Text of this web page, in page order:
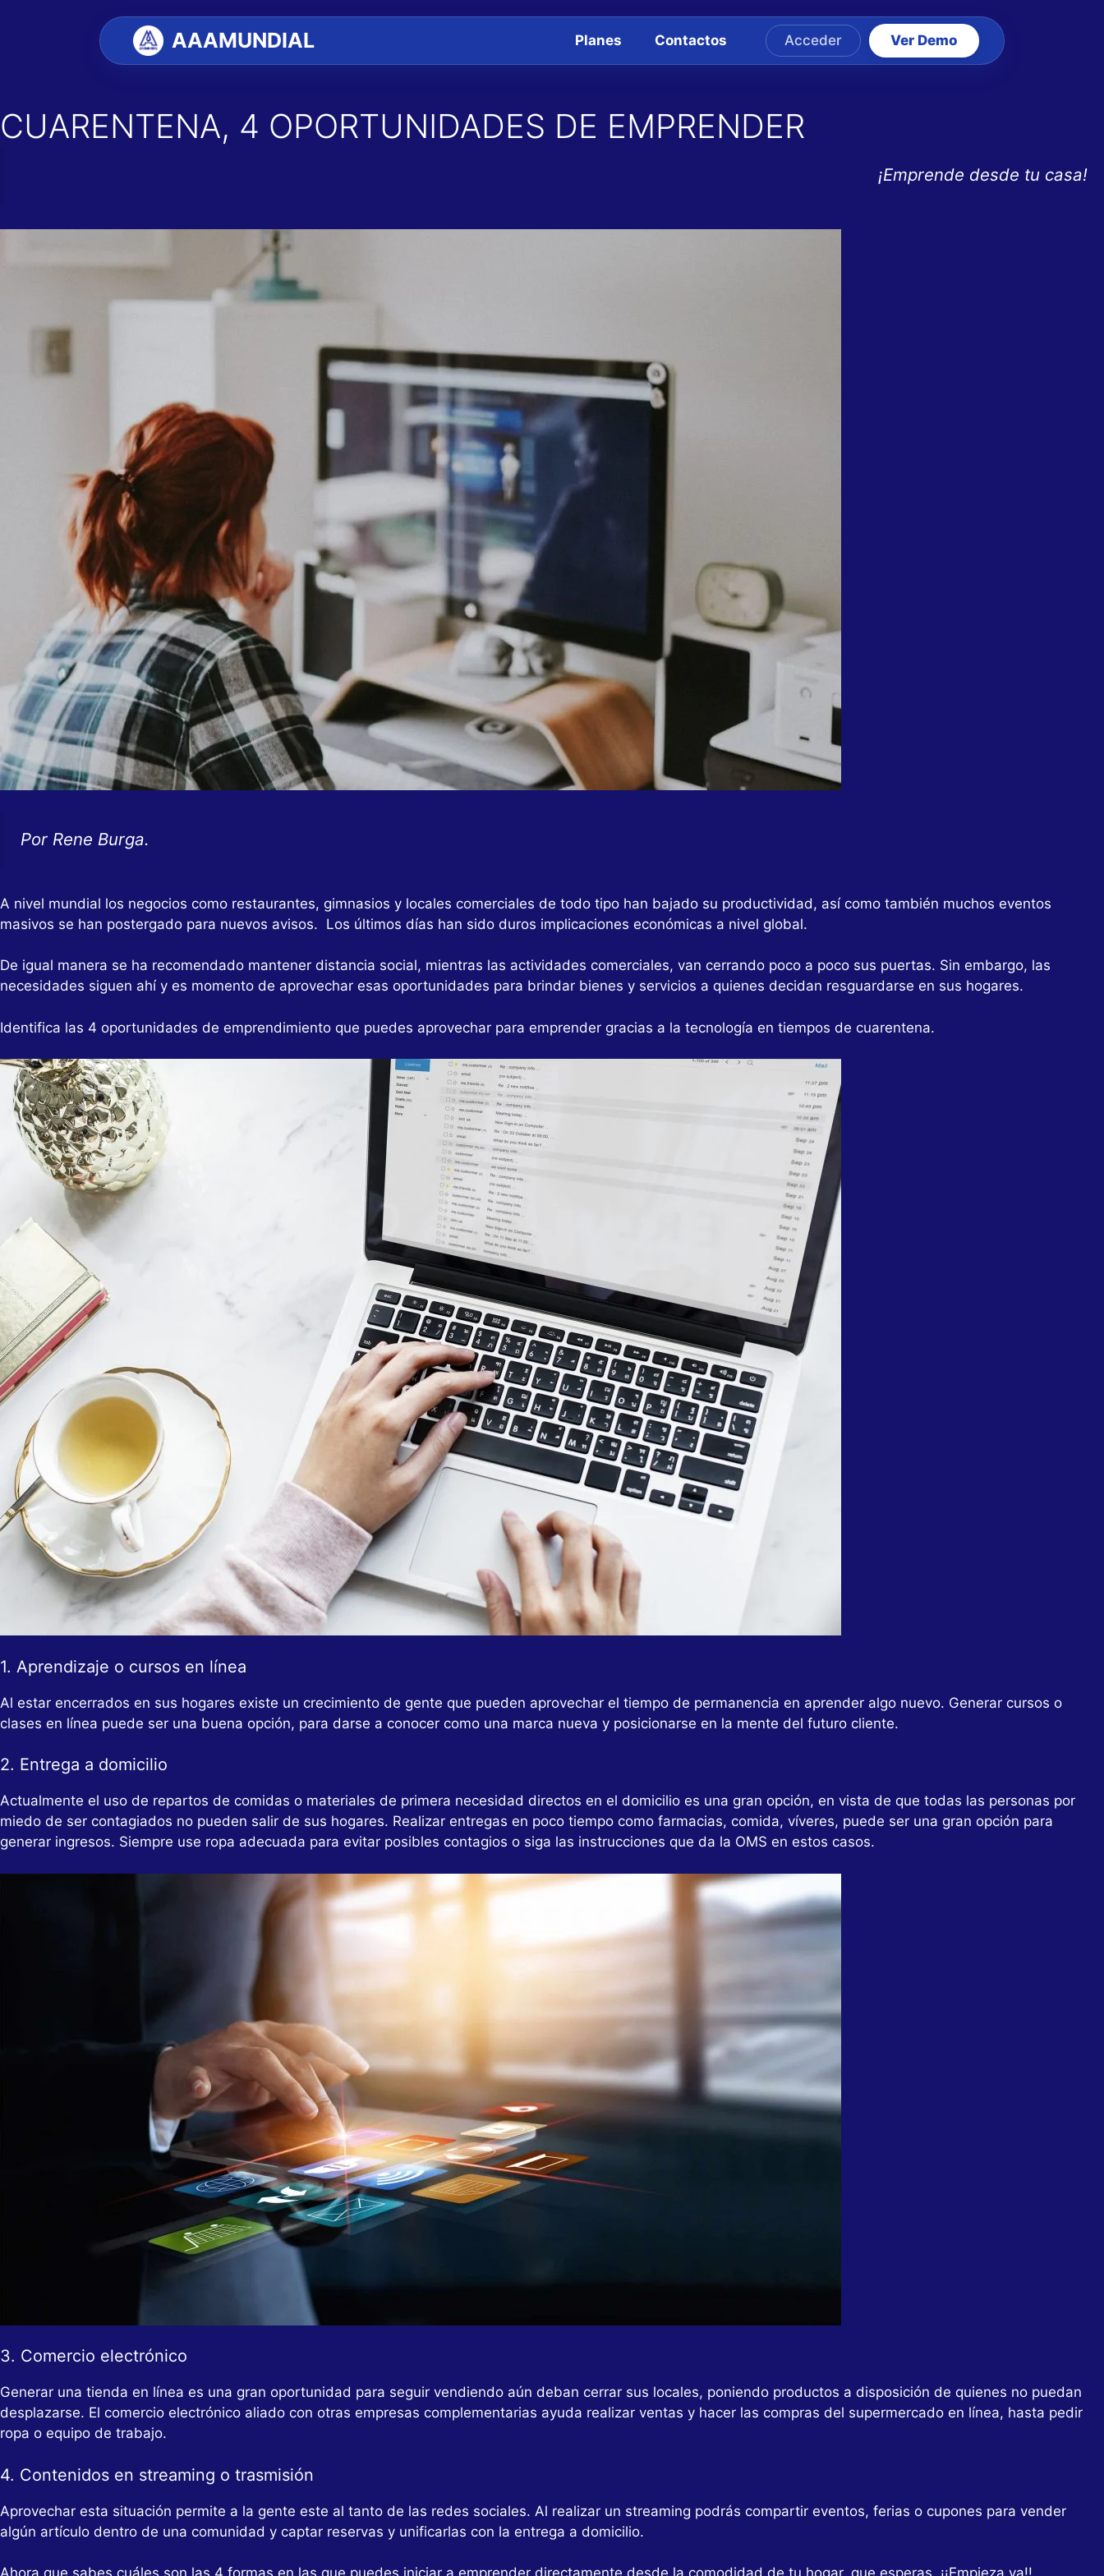
AAAMUNDIAL Planes Contactos Acceder Ver Demo
CUARENTENA, 4 OPORTUNIDADES DE EMPRENDER
¡Emprende desde tu casa!
Por Rene Burga.
A nivel mundial los negocios como restaurantes, gimnasios y locales comerciales de todo tipo han bajado su productividad, así como también muchos eventos
masivos se han postergado para nuevos avisos. Los últimos días han sido duros implicaciones económicas a nivel global.
De igual manera se ha recomendado mantener distancia social, mientras las actividades comerciales, van cerrando poco a poco sus puertas. Sin embargo, las
necesidades siguen ahí y es momento de aprovechar esas oportunidades para brindar bienes y servicios a quienes decidan resguardarse en sus hogares.
Identifica las 4 oportunidades de emprendimiento que puedes aprovechar para emprender gracias a la tecnología en tiempos de cuarentena.
1. Aprendizaje o cursos en línea
Al estar encerrados en sus hogares existe un crecimiento de gente que pueden aprovechar el tiempo de permanencia en aprender algo nuevo. Generar cursos o
clases en línea puede ser una buena opción, para darse a conocer como una marca nueva y posicionarse en la mente del futuro cliente.
2. Entrega a domicilio
Actualmente el uso de repartos de comidas o materiales de primera necesidad directos en el domicilio es una gran opción, en vista de que todas las personas por
miedo de ser contagiados no pueden salir de sus hogares. Realizar entregas en poco tiempo como farmacias, comida, víveres, puede ser una gran opción para
generar ingresos. Siempre use ropa adecuada para evitar posibles contagios o siga las instrucciones que da la OMS en estos casos.
3. Comercio electrónico
Generar una tienda en línea es una gran oportunidad para seguir vendiendo aún deban cerrar sus locales, poniendo productos a disposición de quienes no puedan
desplazarse. El comercio electrónico aliado con otras empresas complementarias ayuda realizar ventas y hacer las compras del supermercado en línea, hasta pedir
ropa o equipo de trabajo.
4. Contenidos en streaming o trasmisión
Aprovechar esta situación permite a la gente este al tanto de las redes sociales. Al realizar un streaming podrás compartir eventos, ferias o cupones para vender
algún artículo dentro de una comunidad y captar reservas y unificarlas con la entrega a domicilio.